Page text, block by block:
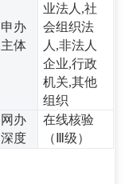
申办
主体
业法人,社
会组织法
人,非法人
企业,行政
机关,其他
组织
网办
深度
在线核验
（Ⅲ级）